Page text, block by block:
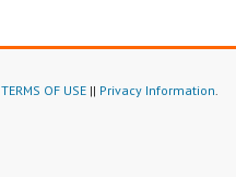
TERMS OF USE|| Privacy Information.